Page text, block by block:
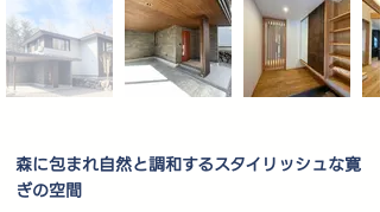
森に包まれ自然と調和するスタイリッシュな寛
ぎの空間